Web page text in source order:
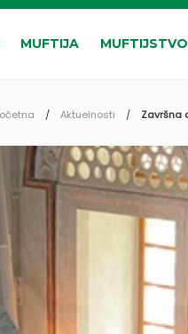
MUFTIJA MUFTIJSTVO
Aktuelnosti Završna